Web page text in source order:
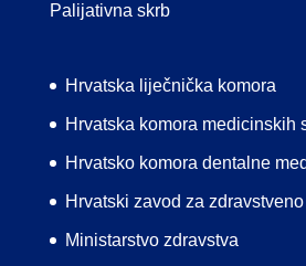
Palijativna skrb
Hrvatska liječnička komora
Hrvatska komora medicinskih
Hrvatsko komora dentalne
Hrvatski zavod za
Ministarstvo zdravstva